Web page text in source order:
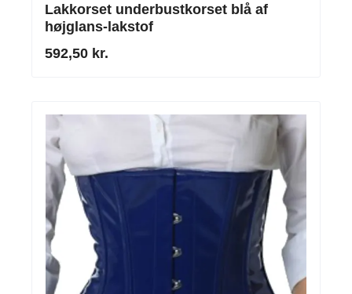
Lakkorset underbustkorset blå af
højglans-lakstof
592,50 kr.